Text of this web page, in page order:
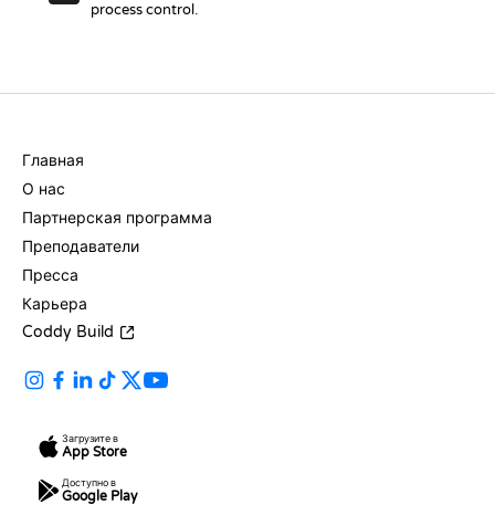
process control.
Главная
О нас
Партнерская программа
Преподаватели
Пресса
Карьера
Coddy Build
Загрузите в
App Store
Доступно в
Google Play